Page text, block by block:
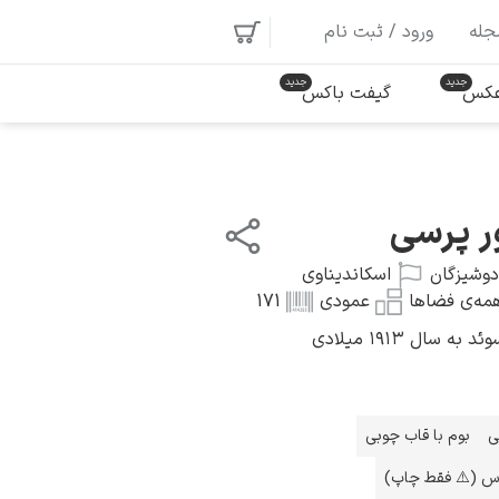
ورود / ثبت نام
عکس گیفت باکس
پرسی
دوشیزگان
اسکاندیناوی
فضاها عمودی
171
۱۹۱۳ میلادی
بوم با قاب چوبی
(⚠️ فقط چاپ)